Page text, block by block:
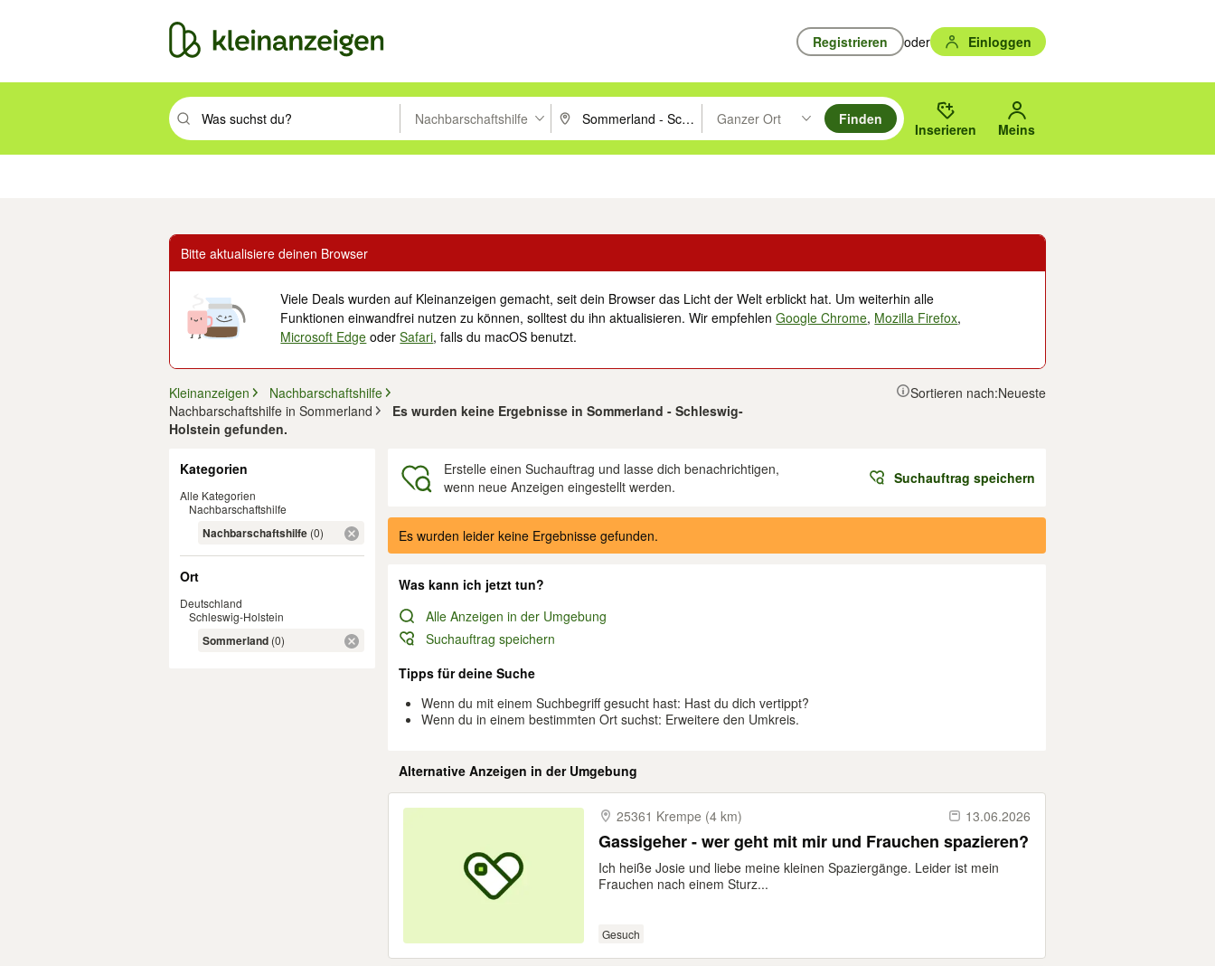
Registrieren oder Einloggen
Suchbegriff eingeben. Eingabetaste drücken um zu suchen, oder Vorschläge mit den Pfeiltasten nach oben/unten durchsuchen und mit Eingabetaste auswählen.
Nachbarschaftshilfe PLZ oder Ort eingeben. Eingabetaste drücken um zu suchen, oder Vorschläge mit den Pfeiltasten nach oben/
Ganzer Ort
Suche im Umkreis des gewählten Orts oder PLZ.
Finden
Inserieren Meins
Bitte aktualisiere deinen Browser
Viele Deals wurden auf Kleinanzeigen gemacht, seit dein Browser das Licht der Welt erblickt hat. Um weiterhin alle
Funktionen einwandfrei nutzen zu können, solltest du ihn aktualisieren. Wir empfehlenGoogle Chrome, Mozilla Firefox,
Microsoft Edge oderSafari, falls du macOS benutzt.
Kleinanzeigen
Nachbarschaftshilfe
Nachbarschaftshilfe in Sommerland
Es wurden keine Ergebnisse in Sommerland - Schleswig-
Holstein gefunden.
Sortieren nach:Neueste
Kategorien
Alle Kategorien
Nachbarschaftshilfe
Nachbarschaftshilfe (0)
Ort
Deutschland
Schleswig-Holstein
Sommerland (0)
Erstelle einen Suchauftrag und lasse dich benachrichtigen,
wenn neue Anzeigen eingestellt werden.
Suchauftrag speichern
Ergebnisse
Es wurden leider keine Ergebnisse gefunden.
Was kann ich jetzt tun?
Alle Anzeigen in der Umgebung
Suchauftrag speichern
Tipps für deine Suche
Wenn du mit einem Suchbegriff gesucht hast: Hast du dich vertippt?
Wenn du in einem bestimmten Ort suchst: Erweitere den Umkreis.
Alternative Anzeigen in der Umgebung
25361 Krempe (4 km) 13.06.2026
Gassigeher - wer geht mit mir und Frauchen spazieren?
Ich heiße Josie und liebe meine kleinen Spaziergänge. Leider ist mein
Frauchen nach einem Sturz...
Gesuch